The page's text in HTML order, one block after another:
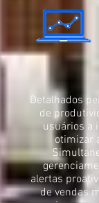
Detalhados
de
usuários a
otimizar
alertas
de vendas